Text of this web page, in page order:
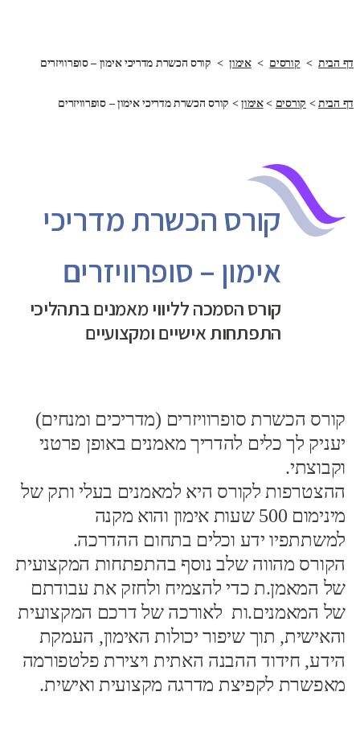
דף הבית> קורסים >אימון> קורס הכשרת מדריכי אימון – סופרוויזרים
דף הבית> קורסים >אימון> קורס הכשרת מדריכי אימון – סופרוויזרים
קורס הכשרת מדריכי
אימון – סופרוויזרים
קורס הסמכה לליווי מאמנים בתהליכי
התפתחות אישיים ומקצועיים
קורס הכשרת סופרוויזרים (מדריכים ומנחים)
יעניק לך כלים להדריך מאמנים באופן פרטני
וקבוצתי.
ההצטרפות לקורס היא למאמנים בעלי ותק של
מינימום 500 שעות אימון והוא מקנה
למשתתפיו ידע וכלים בתחום ההדרכה.
הקורס מהווה שלב נוסף בהתפתחות המקצועית
של המאמן.ת כדי להצמיח ולחזק את עבודתם
של המאמנים.ות לאורכה של דרכם המקצועית
והאישית, תוך שיפור יכולות האימון, העמקת
הידע, חידוד ההבנה האתית ויצירת פלטפורמה
מאפשרת לקפיצת מדרגה מקצועית ואישית.